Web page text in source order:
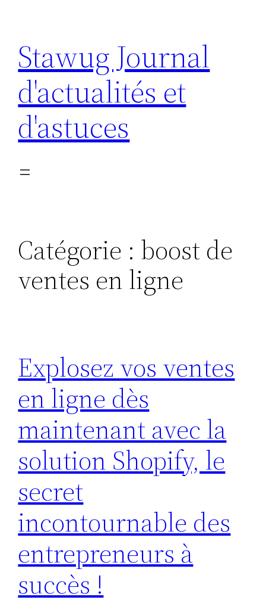
contenu
Stawug Journal
d'actualités et
d'astuces
Catégorie : boost de
ventes en ligne
Explosez vos ventes
en ligne dès
maintenant avec la
solution Shopify, le
secret
incontournable des
entrepreneurs à
succès !